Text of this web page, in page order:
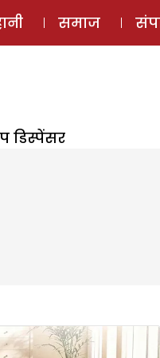
समाज
डिस्पेंसर